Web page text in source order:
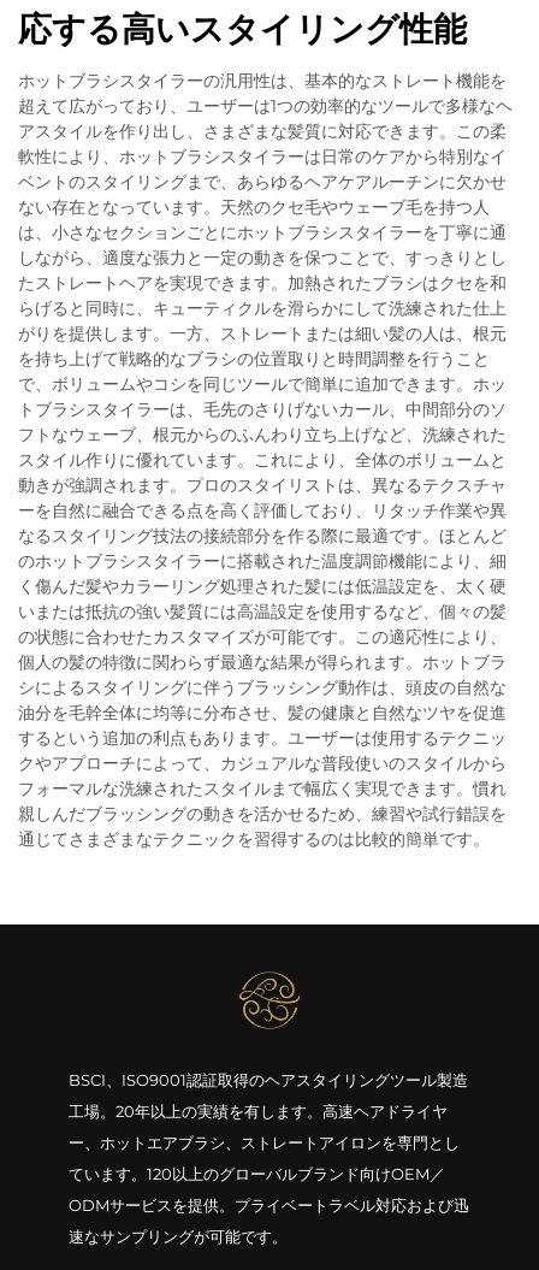
応する高いスタイリング性能
ホットブラシスタイラーの汎用性は、基本的なストレート機能を
超えて広がっており、ユーザーは1つの効率的なツールで多様なヘ
アスタイルを作り出し、さまざまな髪質に対応できます。この柔
軟性により、ホットブラシスタイラーは日常のケアから特別なイ
ベントのスタイリングまで、あらゆるヘアケアルーチンに欠かせ
ない存在となっています。天然のクセ毛やウェーブ毛を持つ人
は、小さなセクションごとにホットブラシスタイラーを丁寧に通
しながら、適度な張力と一定の動きを保つことで、すっきりとし
たストレートヘアを実現できます。加熱されたブラシはクセを和
らげると同時に、キューティクルを滑らかにして洗練された仕上
がりを提供します。一方、ストレートまたは細い髪の人は、根元
を持ち上げて戦略的なブラシの位置取りと時間調整を行うこと
で、ボリュームやコシを同じツールで簡単に追加できます。ホッ
トブラシスタイラーは、毛先のさりげないカール、中間部分のソ
フトなウェーブ、根元からのふんわり立ち上げなど、洗練された
スタイル作りに優れています。これにより、全体のボリュームと
動きが強調されます。プロのスタイリストは、異なるテクスチャ
ーを自然に融合できる点を高く評価しており、リタッチ作業や異
なるスタイリング技法の接続部分を作る際に最適です。ほとんど
のホットブラシスタイラーに搭載された温度調節機能により、細
く傷んだ髪やカラーリング処理された髪には低温設定を、太く硬
いまたは抵抗の強い髪質には高温設定を使用するなど、個々の髪
の状態に合わせたカスタマイズが可能です。この適応性により、
個人の髪の特徴に関わらず最適な結果が得られます。ホットブラ
シによるスタイリングに伴うブラッシング動作は、頭皮の自然な
油分を毛幹全体に均等に分布させ、髪の健康と自然なツヤを促進
するという追加の利点もあります。ユーザーは使用するテクニッ
クやアプローチによって、カジュアルな普段使いのスタイルから
フォーマルな洗練されたスタイルまで幅広く実現できます。慣れ
親しんだブラッシングの動きを活かせるため、練習や試行錯誤を
通じてさまざまなテクニックを習得するのは比較的簡単です。
BSCI、ISO9001認証取得のヘアスタイリングツール製造
工場。20年以上の実績を有します。高速ヘアドライヤ
ー、ホットエアブラシ、ストレートアイロンを専門とし
ています。120以上のグローバルブランド向けOEM／
ODMサービスを提供。プライベートラベル対応および迅
速なサンプリングが可能です。